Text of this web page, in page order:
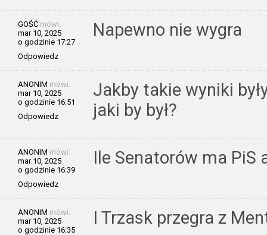
GOŚĆ mówi:
mar 10, 2025
o godzinie 17:27
Odpowiedz
Napewno nie wygra
ANONIM mówi:
mar 10, 2025
o godzinie 16:51
Odpowiedz
Jakby takie wyniki
jaki by był?
ANONIM mówi:
mar 10, 2025
o godzinie 16:39
Odpowiedz
Ile Senatorów ma PiS
ANONIM mówi:
mar 10, 2025
o godzinie 16:35
I Trzask przegra z